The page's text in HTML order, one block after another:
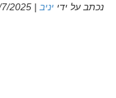
נכתב על ידי יניב | 20/7/2025